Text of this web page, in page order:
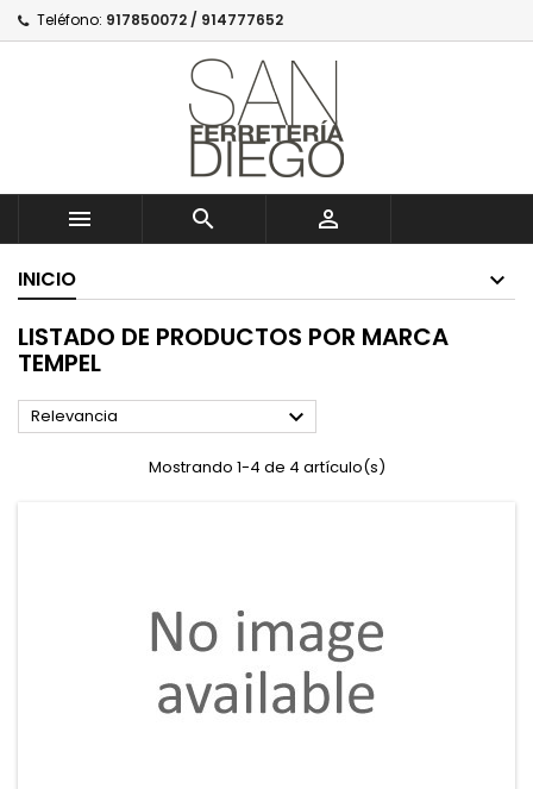
Teléfono: 917850072 / 914777652
  
INICIO
LISTADO DE PRODUCTOS POR MARCA
TEMPEL
Relevancia 
Mostrando 1-4 de 4 artículo(s)